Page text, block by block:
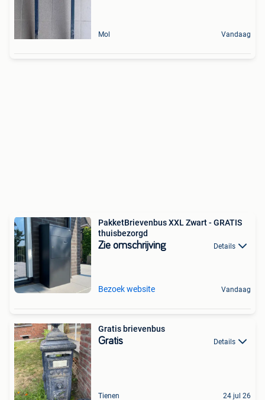
Mol Vandaag
PakketBrievenbus XXL Zwart - GRATIS
thuisbezorgd
Zie omschrijving Details
Bezoek website Vandaag
Gratis brievenbus
Gratis Details
Tienen 24 jul 26